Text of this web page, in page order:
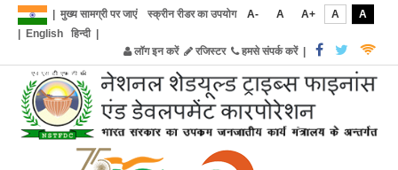
मुख्य सामग्री पर जाएं स्क्रीन रीडर का उपयोग A- A A+ A
A
English हिन्दी|
लॉग इन करें
रजिस्टर हमसे संपर्क करें|